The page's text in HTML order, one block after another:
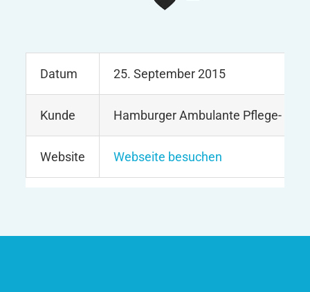
Datum 25. September 2015
Kunde Hamburger Ambulante Pflege- und
Website Webseite besuchen